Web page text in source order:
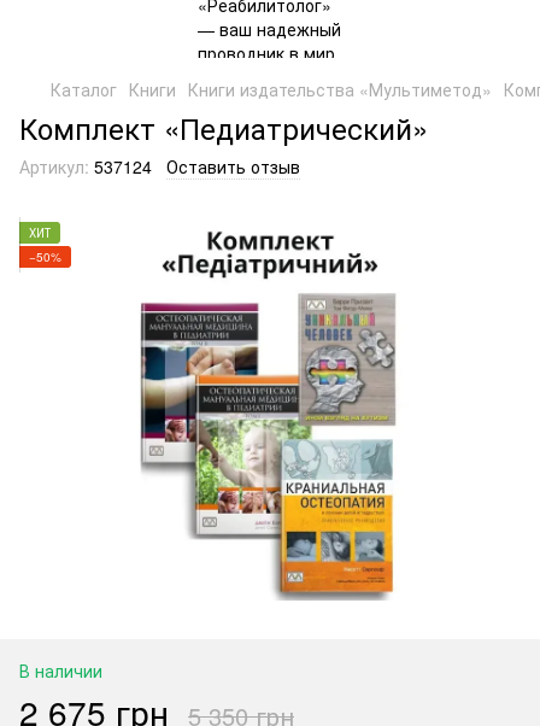
Каталог Книги Книги издательства «Мультиметод»
Комплект «Педиатрический»
Артикул: 537124 Оставить отзыв
ХИТ
−50%
В наличии
2 675 грн 5 350 грн